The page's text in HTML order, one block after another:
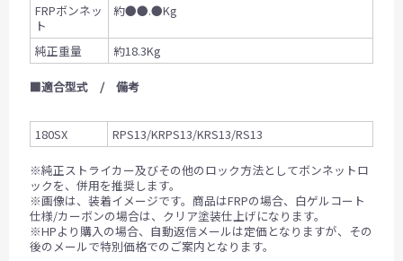
FRPボンネッ
ト
約●●.●Kg
純正重量 約18.3Kg
■適合型式 / 備考
180SX RPS13/KRPS13/KRS13/RS13
※純正ストライカー及びその他のロック方法としてボンネットロ
ックを、併用を推奨します。
※画像は、装着イメージです。商品はFRPの場合、白ゲルコート
仕様/カーボンの場合は、クリア塗装仕上げになります。
※HPより購入の場合、自動返信メールは定価となりますが、その
後のメールで特別価格でのご案内となります。